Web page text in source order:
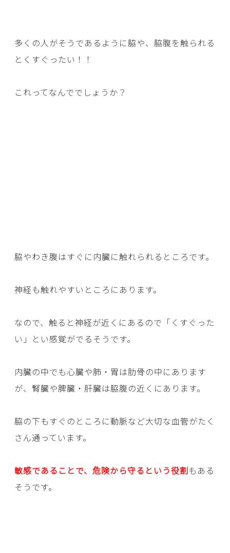
多くの人がそうであるように脇や、脇腹を触られる
とくすぐったい！！
これってなんででしょうか？
脇やわき腹はすぐに内臓に触れられるところです。
神経も触れやすいところにあります。
なので、触ると神経が近くにあるので「くすぐった
い」とい感覚がでるそうです。
内臓の中でも心臓や肺・胃は肋骨の中にあります
が、腎臓や脾臓・肝臓は脇腹の近くにあります。
脇の下もすぐのところに動脈など大切な血管がたく
さん通っています。
敏感であることで、危険から守るという役割もある
そうです。